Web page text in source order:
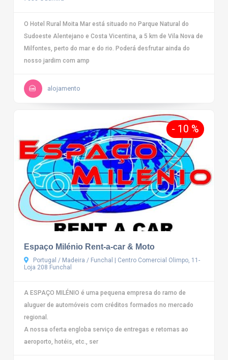
O Hotel Rural Moita Mar está situado no Parque Natural do
Sudoeste Alentejano e Costa Vicentina, a 5 km de Vila Nova de
Milfontes, perto do mar e do rio. Poderá desfrutar ainda do
nosso jardim com amp
alojamento
- 10 %
Espaço Milénio Rent-a-car & Moto
Portugal / Madeira / Funchal | Centro Comercial Olimpo, 11-
Loja 208 Funchal
A ESPAÇO MILÉNIO é uma pequena empresa do ramo de
aluguer de automóveis com créditos formados no mercado
regional.
A nossa oferta engloba serviço de entregas e retomas ao
aeroporto, hotéis, etc., ser